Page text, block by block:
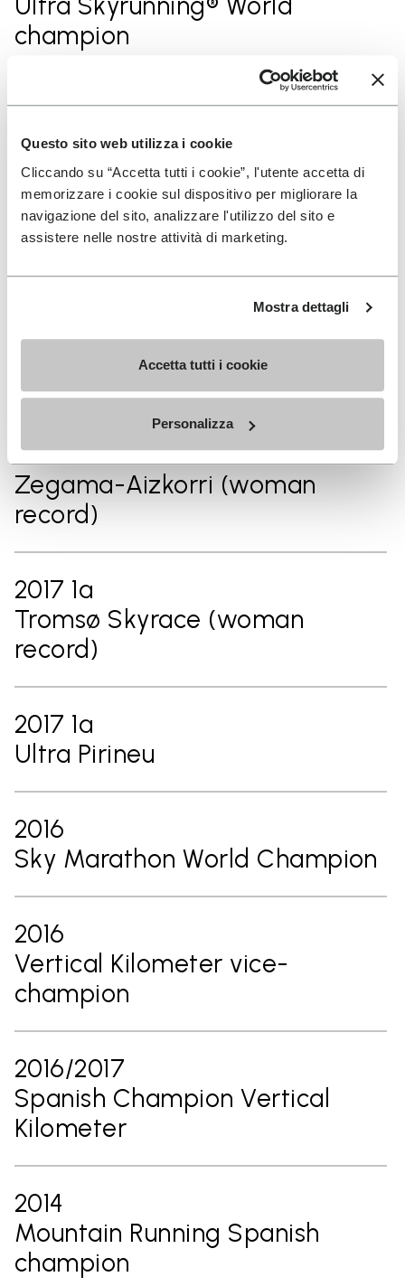
Questo sito web utilizza i cookie
Cliccando su “Accetta tutti i cookie”, l'utente accetta di
memorizzare i cookie sul dispositivo per migliorare la
navigazione del sito, analizzare l'utilizzo del sito e
assistere nelle nostre attività di marketing.
Mostra dettagli
Accetta tutti i cookie
Personalizza
champion
2019 3rd
Ultra-Trail World Tour®
2019 3rd
UTMB Ultra-Trail du Mont
Blanc®
2017
Sky Extreme world champion
2017 1ª
Zegama-Aizkorri (woman
record)
2017 1ª
Tromsø Skyrace (woman
record)
2017 1ª
Ultra Pirineu
2016
Sky Marathon World Champion
2016
Vertical Kilometer vice-
champion
2016/2017
Spanish Champion Vertical
Kilometer
2014
Mountain Running Spanish
champion